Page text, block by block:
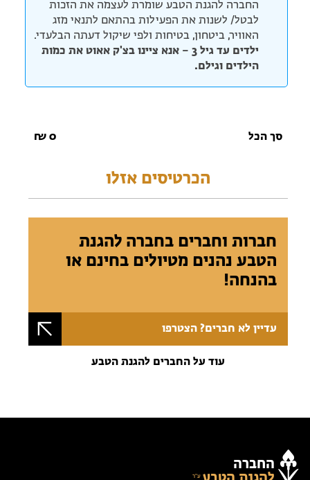
החברה להגנת הטבע שומרת לעצמה את הזכות
לבטל/ לשנות את הפעילות בהתאם לתנאי מזג
האוויר, ביטחון, בטיחות ולפי שיקול דעתה הבלעדי.
ילדים עד גיל 3 – אנא ציינו בצ'ק אאוט את כמות
הילדים וגילם.
סך הכל 0
₪
הכרטיסים אזלו
חברות וחברים בחברה להגנת
הטבע נהנים מטיולים בחינם או
בהנחה!
עדיין לא חברים? הצטרפו
עוד על החברים להגנת הטבע
החברה